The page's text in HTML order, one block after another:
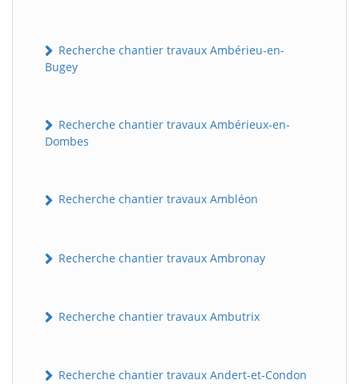
Recherche chantier travaux Ambérieu-en-
Bugey
Recherche chantier travaux Ambérieux-en-
Dombes
Recherche chantier travaux Ambléon
Recherche chantier travaux Ambronay
Recherche chantier travaux Ambutrix
Recherche chantier travaux Andert-et-Condon